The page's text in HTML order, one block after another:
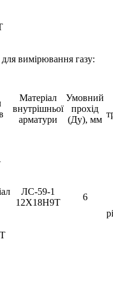
вимірювання газу:
Матеріал
внутрішньої
арматури
Умовний
прохід
(Ду), мм
ЛС-59-1
12Х18Н9Т
6